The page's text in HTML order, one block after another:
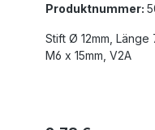
Produktnummer:
Stift Ø 12mm, Länge
M6 x 15mm, V2A